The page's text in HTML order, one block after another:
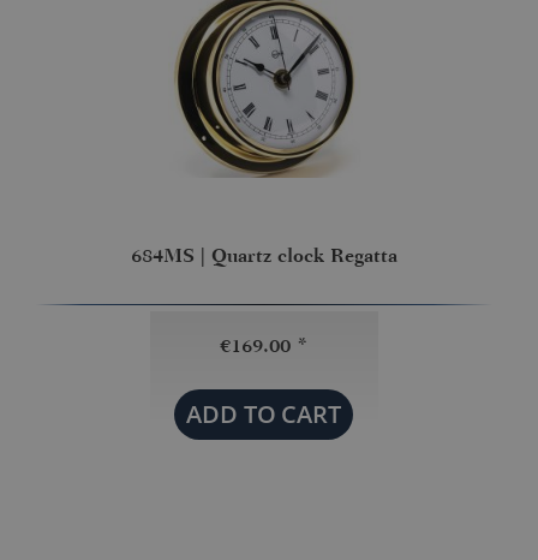
684MS | Quartz clock Regatta
€169.00 *
ADD TO CART